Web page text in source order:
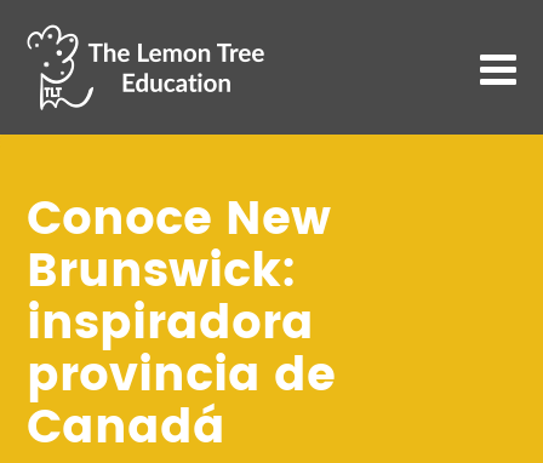
Conoce New
Brunswick:
inspiradora
provincia de
Canadá